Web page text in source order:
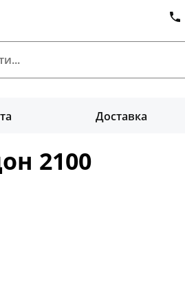
Доставка
2100